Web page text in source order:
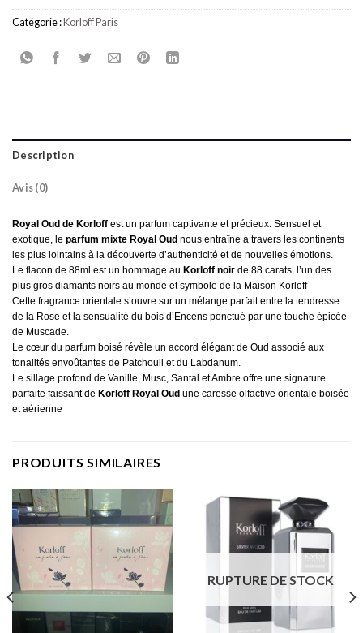
Catégorie :Korloff Paris
Description
Avis (0)
Royal Oud de Korloff est un parfum captivante et précieux. Sensuel et
exotique, le parfum mixte Royal Oud nous entraîne à travers les continents
les plus lointains à la découverte d’authenticité et de nouvelles émotions
Le flacon de 88ml est un hommage au Korloff noir de 88 carats, l’un des
plus gros diamants noirs au monde et symbole de la Maison Korloff
Cette fragrance orientale s’ouvre sur un mélange parfait entre la tendresse
de la Rose et la sensualité du bois d’Encens ponctué par une touche épicée
de Muscade.
Le cœur du parfum boisé révèle un accord élégant de Oud associé aux
tonalités envoûtantes de Patchouli et du Labdanum.
Le sillage profond de Vanille, Musc, Santal et Ambre offre une signature
parfaite faissant de Korloff Royal Oud une caresse olfactive orientale boisée
et aérienne
PRODUITS SIMILAIRES
RUPTURE DE STOCK